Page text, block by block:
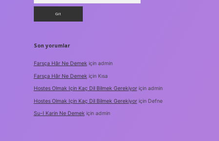
Son yorumlar
Farsça Hâr Ne Demekiçin admin
Farsça Hâr Ne Demek için Kısa
Hostes Olmak Için Kaç Dil Bilmek Gerekiyoriçin admin
Hostes Olmak Için Kaç Dil Bilmek Gerekiyoriçin Defne
Su-I Karin Ne Demekiçin admin